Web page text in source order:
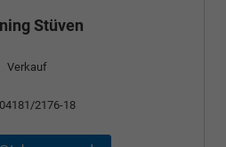
Stüven
Verkauf
2176-18